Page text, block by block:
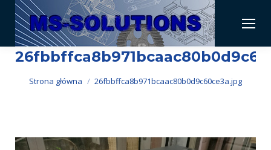
Jesteś tutaj:
Strona główna 26fbbffca8b971bcaac80b0d9c60ce3a.jpg